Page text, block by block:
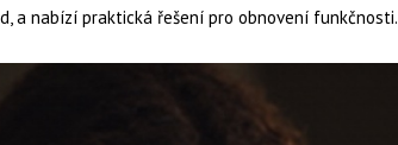
a nabízí praktická řešení pro obnovení funkčnosti.